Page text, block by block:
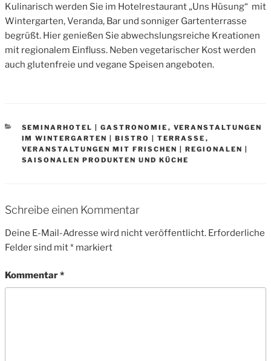
Kulinarisch werden Sie im Hotelrestaurant „Uns Hüsung“ mit
Wintergarten, Veranda, Bar und sonniger Gartenterrasse
begrüßt. Hier genießen Sie abwechslungsreiche Kreationen
mit regionalem Einfluss. Neben vegetarischer Kost werden
auch glutenfreie und vegane Speisen angeboten.
CATEGORIES
SEMINARHOTEL | GASTRONOMIE , VERANSTALTUNGEN
IM WINTERGARTEN | BISTRO | TERRASSE ,
VERANSTALTUNGEN MIT FRISCHEN | REGIONALEN |
SAISONALEN PRODUKTEN UND KÜCHE
Schreibe einen Kommentar
Deine E-Mail-Adresse wird nicht veröffentlicht. Erforderliche
Felder sind mit* markiert
Kommentar*